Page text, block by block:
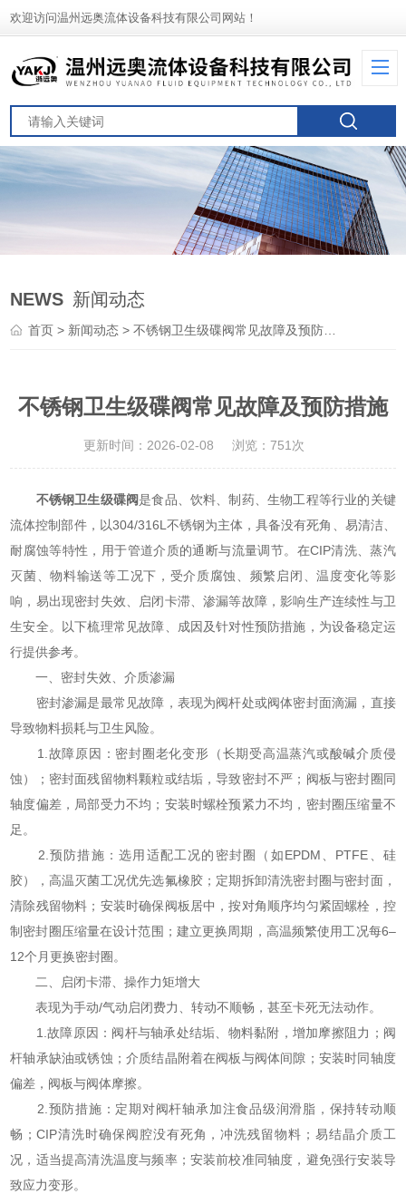
欢迎访问温州远奥流体设备科技有限公司网站！
NEWS 新闻动态
首页 > 新闻动态 > 不锈钢卫生级碟阀常见故障及预防措施
不锈钢卫生级碟阀常见故障及预防措施
更新时间：2026-02-08 浏览：751次
不锈钢卫生级碟阀是食品、饮料、制药、生物工程等行业的关键
流体控制部件，以304/316L不锈钢为主体，具备没有死角、易清洁、
耐腐蚀等特性，用于管道介质的通断与流量调节。在CIP清洗、蒸汽
灭菌、物料输送等工况下，受介质腐蚀、频繁启闭、温度变化等影
响，易出现密封失效、启闭卡滞、渗漏等故障，影响生产连续性与卫
生安全。以下梳理常见故障、成因及针对性预防措施，为设备稳定运
行提供参考。
一、密封失效、介质渗漏
密封渗漏是最常见故障，表现为阀杆处或阀体密封面滴漏，直接
导致物料损耗与卫生风险。
1.故障原因：密封圈老化变形（长期受高温蒸汽或酸碱介质侵
蚀）；密封面残留物料颗粒或结垢，导致密封不严；阀板与密封圈同
轴度偏差，局部受力不均；安装时螺栓预紧力不均，密封圈压缩量不
足。
2.预防措施：选用适配工况的密封圈（如EPDM、PTFE、硅
胶），高温灭菌工况优先选氟橡胶；定期拆卸清洗密封圈与密封面，
清除残留物料；安装时确保阀板居中，按对角顺序均匀紧固螺栓，控
制密封圈压缩量在设计范围；建立更换周期，高温频繁使用工况每6–
12个月更换密封圈。
二、启闭卡滞、操作力矩增大
表现为手动/气动启闭费力、转动不顺畅，甚至卡死无法动作。
1.故障原因：阀杆与轴承处结垢、物料黏附，增加摩擦阻力；阀
杆轴承缺油或锈蚀；介质结晶附着在阀板与阀体间隙；安装时同轴度
偏差，阀板与阀体摩擦。
2.预防措施：定期对阀杆轴承加注食品级润滑脂，保持转动顺
畅；CIP清洗时确保阀腔没有死角，冲洗残留物料；易结晶介质工
况，适当提高清洗温度与频率；安装前校准同轴度，避免强行安装导
致应力变形。